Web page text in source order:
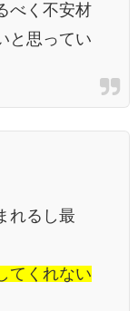
べく不安材
と思ってい
れるし最
てくれない